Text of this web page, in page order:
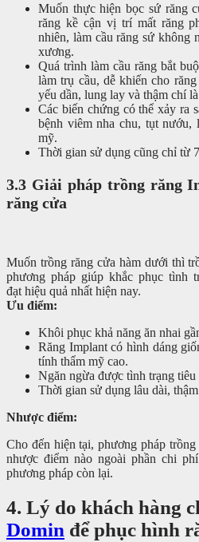
Muốn thực hiện bọc sứ răng
răng kề cận vị trí mất răng
nhiên, làm cầu răng sứ không
xương.
Quá trình làm cầu răng bắt
làm trụ cầu, dễ khiến cho
yếu dần, lung lay và thậm chí
Các biến chứng có thể xảy ra
bệnh viêm nha chu, tụt nướu,
mỹ.
Thời gian sử dụng cũng chỉ từ
3.3 Giải pháp trồng răng
răng cửa
Muốn trồng răng cửa hàm dưới thì
phương pháp giúp khắc phục tình
đạt hiệu quả nhất hiện nay.
Ưu​ điểm:
Khôi phục khả năng ăn nhai
Răng Implant có hình dáng
tính thẩm mỹ cao.
Ngăn ngừa được tình trạng
Thời gian sử dụng lâu dài,
Nhược điểm:
Cho đến hiện tại, phương pháp
nhược điểm nào ngoài phần chi
phương pháp còn lại.
4. Lý do khách hàng
Domin để phục hình